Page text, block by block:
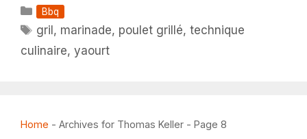
Catégories
Bbq
Étiquettes
gril, marinade, poulet grillé,technique
culinaire, yaourt
Home - Archives for Thomas Keller - Page 8